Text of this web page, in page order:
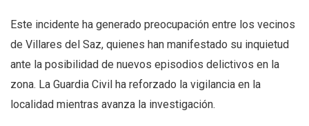
Este incidente ha generado preocupación entre los vecinos
de Villares del Saz, quienes han manifestado su inquietud
ante la posibilidad de nuevos episodios delictivos en la
zona. La Guardia Civil ha reforzado la vigilancia en la
localidad mientras avanza la investigación.